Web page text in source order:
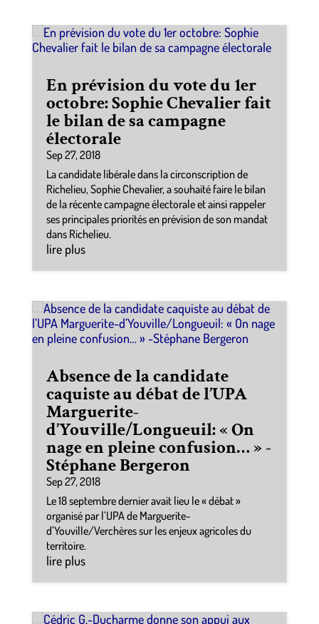
En prévision du vote du 1er
octobre: Sophie Chevalier fait
le bilan de sa campagne
électorale
Sep 27, 2018
La candidate libérale dans la circonscription de
Richelieu, Sophie Chevalier, a souhaité faire le bilan
de la récente campagne électorale et ainsi rappeler
ses principales priorités en prévision de son mandat
dans Richelieu.
lire plus
Absence de la candidate
caquiste au débat de l’UPA
Marguerite-
d’Youville/Longueuil: « On
nage en pleine confusion… » -
Stéphane Bergeron
Sep 27, 2018
Le 18 septembre dernier avait lieu le « débat »
organisé par l’UPA de Marguerite-
d’Youville/Verchères sur les enjeux agricoles du
territoire.
lire plus